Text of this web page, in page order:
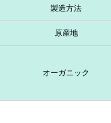
製造方法
原産地
オーガニック